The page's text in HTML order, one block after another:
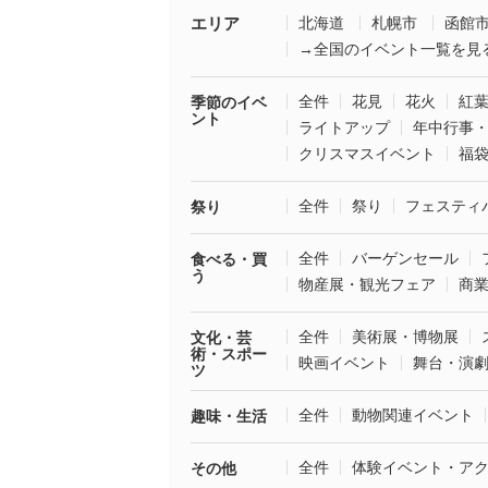
エリア 北海道 札幌市
函館
→全国のイベント一覧を見
季節のイベ
ント
全件 花見 花火
紅葉
ライトアップ
年中行事
クリスマスイベント
福
祭り 全件 祭り フェスティ
食べる・買
う
全件 バーゲンセール
物産展・観光フェア
商
文化・芸
術・スポー
ツ
全件 美術展・博物展
映画イベント
舞台・演劇
趣味・生活 全件 動物関連イベント
その他 全件 体験イベント・ア